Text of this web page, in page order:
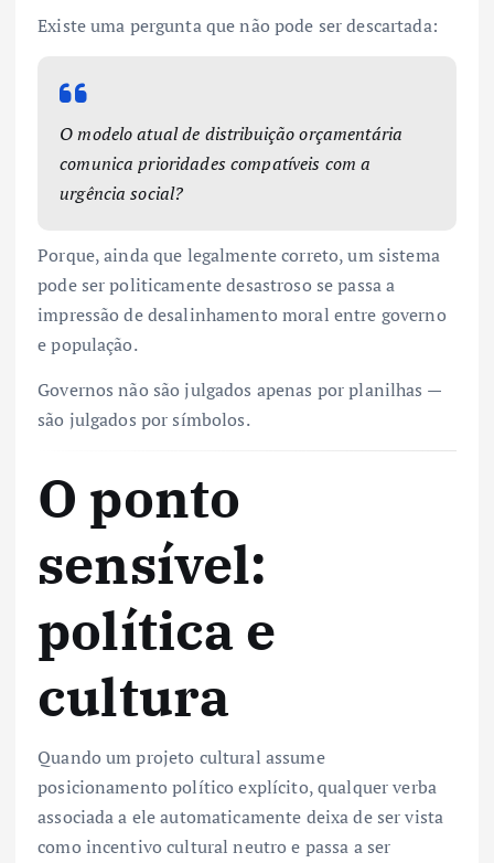
Existe uma pergunta que não pode ser descartada:
O modelo atual de distribuição orçamentária
comunica prioridades compatíveis com a
urgência social?
Porque, ainda que legalmente correto, um sistema
pode ser politicamente desastroso se passa a
impressão de desalinhamento moral entre governo
e população.
Governos não são julgados apenas por planilhas —
são julgados por símbolos.
O ponto
sensível:
política e
cultura
Quando um projeto cultural assume
posicionamento político explícito, qualquer verba
associada a ele automaticamente deixa de ser vista
como incentivo cultural neutro e passa a ser